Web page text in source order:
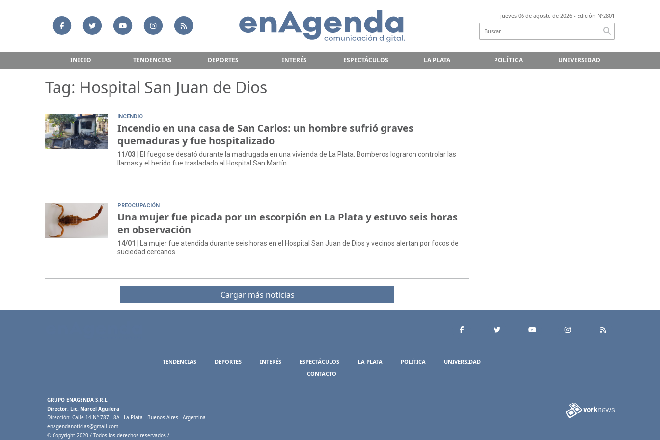
jueves 06 de agosto de 2026 - Edición Nº2801
INICIO TENDENCIAS DEPORTES INTERÉS ESPECTÁCULOS LA PLATA POLÍTICA UNIVERSIDAD
Tag: Hospital San Juan de Dios
INCENDIO
Incendio en una casa de San Carlos: un hombre sufrió graves
quemaduras y fue hospitalizado
11/03 | El fuego se desató durante la madrugada en una vivienda de La Plata. Bomberos lograron controlar las
llamas y el herido fue trasladado al Hospital San Martín.
PREOCUPACIÓN
Una mujer fue picada por un escorpión en La Plata y estuvo seis horas
en observación
14/01
| La mujer fue atendida durante seis horas en el Hospital San Juan de Dios y vecinos alertan por focos de
suciedad cercanos.
Cargar más noticias
TENDENCIAS DEPORTES INTERÉS ESPECTÁCULOS LA PLATA POLÍTICA
UNIVERSIDAD
CONTACTO
GRUPO ENAGENDA S.R.L
Director: Lic. Marcel Aguilera
Dirección: Calle 14 N° 787 - 8A - La Plata - Buenos Aires - Argentina
enagendanoticias@gmail.com
© Copyright 2020 / Todos los derechos reservados /